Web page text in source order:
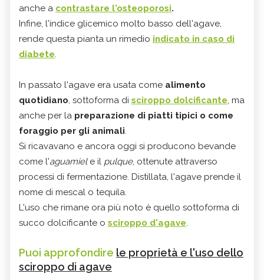
anche a contrastare l'osteoporosi.
Infine, l'indice glicemico molto basso dell'agave,
rende questa pianta un rimedio indicato in caso di
diabete.
In passato l'agave era usata come alimento
quotidiano, sottoforma di sciroppo dolcificante, ma
anche per la preparazione di piatti tipici o come
foraggio per gli animali.
Si ricavavano e ancora oggi si producono bevande
come l'aguamiel e il pulque, ottenute attraverso
processi di fermentazione. Distillata, l'agave prende il
nome di mescal o tequila.
L'uso che rimane ora più noto è quello sottoforma di
succo dolcificante o sciroppo d'agave.
Puoi approfondire le proprietà e l'uso dello
sciroppo di agave